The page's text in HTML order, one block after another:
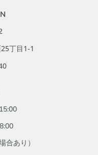
丁目1-1
合あり）